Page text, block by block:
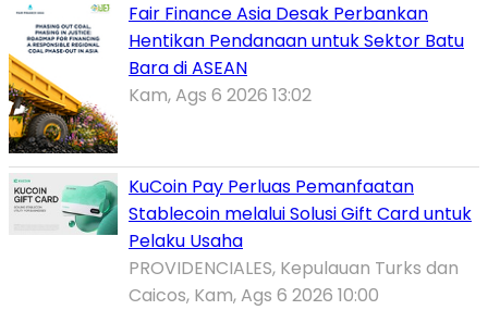
Fair Finance Asia Desak Perbankan
Hentikan Pendanaan untuk Sektor Batu
Bara di ASEAN
Kam, Ags 6 2026 13:02
KuCoin Pay Perluas Pemanfaatan
Stablecoin melalui Solusi Gift Card untuk
Pelaku Usaha
PROVIDENCIALES, Kepulauan Turks dan
Caicos, Kam, Ags 6 2026 10:00